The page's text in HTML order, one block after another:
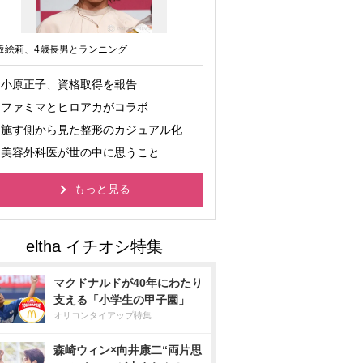
絵莉、4歳長男とランニング
小原正子、資格取得を報告
ファミマとヒロアカがコラボ
施す側から見た整形のカジュアル化
美容外科医が世の中に思うこと
もっと見る
マクドナルドが40年にわたり
支える「小学生の甲子園」
オリコンタイアップ特集
森崎ウィン×向井康二“両片思